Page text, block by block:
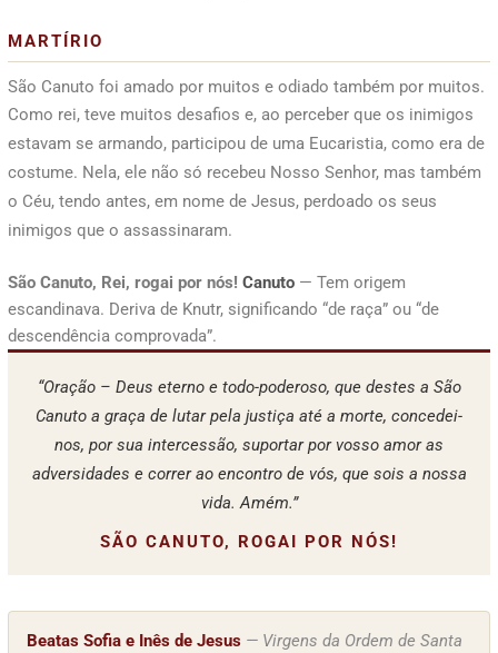
MARTÍRIO
São Canuto foi amado por muitos e odiado também por muitos.
Como rei, teve muitos desafios e, ao perceber que os inimigos
estavam se armando, participou de uma Eucaristia, como era de
costume. Nela, ele não só recebeu Nosso Senhor, mas também
o Céu, tendo antes, em nome de Jesus, perdoado os seus
inimigos que o assassinaram.
São Canuto, Rei, rogai por nós! Canuto — Tem origem
escandinava. Deriva de Knutr, significando “de raça” ou “de
descendência comprovada”.
“Oração – Deus eterno e todo-poderoso, que destes a São
Canuto a graça de lutar pela justiça até a morte, concedei-
nos, por sua intercessão, suportar por vosso amor as
adversidades e correr ao encontro de vós, que sois a nossa
vida. Amém.”
SÃO CANUTO, ROGAI POR NÓS!
Beatas Sofia e Inês de Jesus — Virgens da Ordem de Santa